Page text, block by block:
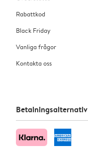
Rabattkod
Black Friday
Vanliga frågor
Kontakta oss
Betalningsalternativ